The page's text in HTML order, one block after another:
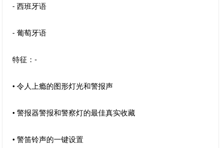
- 西班牙语
- 葡萄牙语
特征：-
• 令人上瘾的图形灯光和警报声
• 警报器警报和警察灯的最佳真实收藏
• 警笛铃声的一键设置